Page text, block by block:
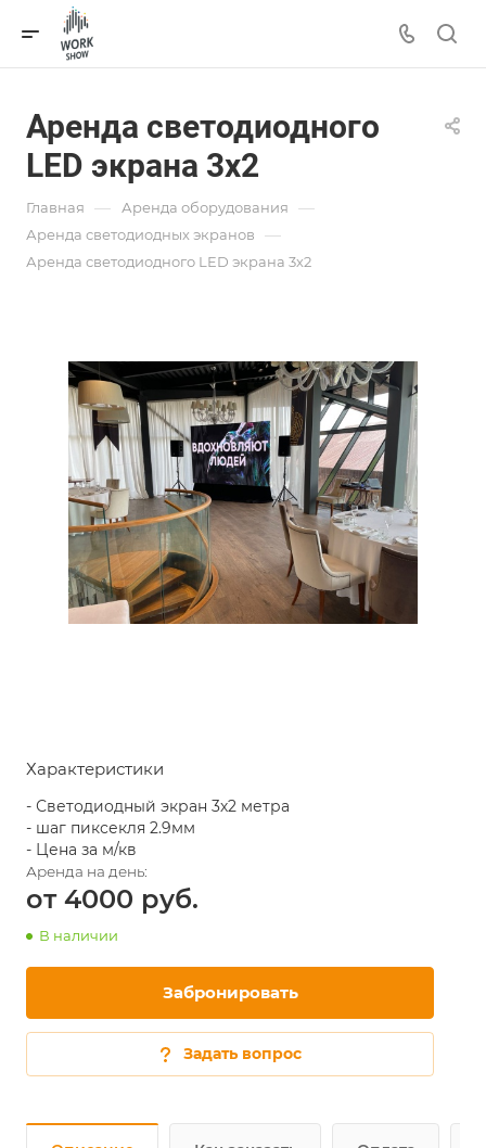
Аренда светодиодного
LED экрана 3х2
Главная — Аренда оборудования —
Аренда светодиодных экранов —
Аренда светодиодного LED экрана 3х2
Характеристики
- Светодиодный экран 3х2 метра
- шаг пиксекля 2.9мм
- Цена за м/кв
от 4000
В наличии
Забронировать
Задать вопрос